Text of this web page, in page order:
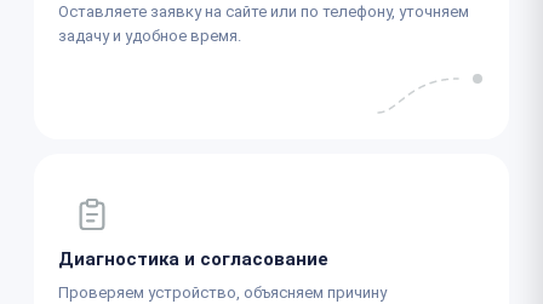
Оставляете заявку на сайте или по телефону, уточняем
задачу и удобное время.
Диагностика и согласование
Проверяем устройство, объясняем причину